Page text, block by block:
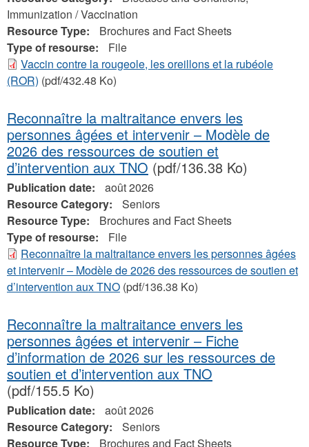
Immunization / Vaccination
Resource Type:
Brochures and Fact Sheets
Type of resourse:
File
Vaccin contre la rougeole, les oreillons et la rubéole
(ROR) (pdf/432.48 Ko)
Reconnaître la maltraitance envers les
personnes âgées et intervenir – Modèle de
2026 des ressources de soutien et
d’intervention aux TNO (pdf/136.38 Ko)
Publication date:
août 2026
Resource Category:
Seniors
Resource Type:
Brochures and Fact Sheets
Type of resourse:
File
Reconnaître la maltraitance envers les personnes âgées
et intervenir – Modèle de 2026 des ressources de soutien et
d’intervention aux TNO (pdf/136.38 Ko)
Reconnaître la maltraitance envers les
personnes âgées et intervenir – Fiche
d’information de 2026 sur les ressources de
soutien et d’intervention aux TNO
(pdf/155.5 Ko)
Publication date:
août 2026
Resource Category:
Seniors
Resource Type:
Brochures and Fact Sheets